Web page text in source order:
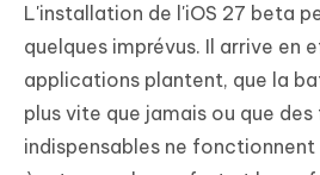
Editor
iAnyGo
L'installation de l'iOS 27 beta
quelques imprévus. Il arrive en
applications plantent, que la
plus vite que jamais ou que
indispensables ne fonctionnent